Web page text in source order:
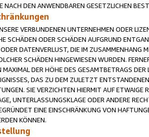
NACH DEN ANWENDBAREN GESETZLICHEN
VERBUNDENEN UNTERNEHMEN ODER
SCHÄDEN ODER SCHÄDEN AUFGRUND
DATENVERLUST, DIE IM ZUSAMMENHANG
SCHÄDEN HINGEWIESEN WURDEN.
MAXIMAL DER HÖHE DES GESAMTBETRAGS
DAS ZU DEM ZULETZT
SIE VERZICHTEN HIERMIT AUF
UNTERLASSUNGSKLAGE ODER ANDERE
EINE EINSCHRÄNKUNG VON
KÖNNEN.